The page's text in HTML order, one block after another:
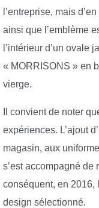
l’entreprise, mais
ainsi que l’emblème
l’intérieur d’un ovale
« MORRISONS » en
vierge.
Il convient de noter
expériences. L’ajout
magasin, aux
s’est accompagné
conséquent, en 2016,
design sélectionné.